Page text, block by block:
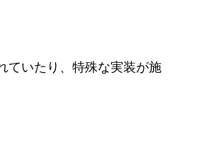
ていたり、特殊な実装が施